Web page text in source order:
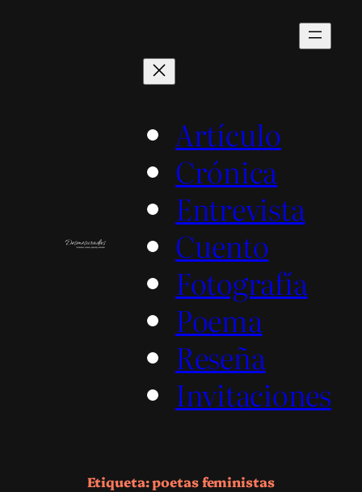
Artículo
Crónica
Entrevista
Cuento
Fotografía
Poema
Reseña
Invitaciones
Etiqueta:poetas feministas